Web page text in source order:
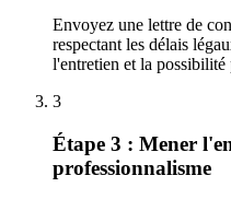
Envoyez une lettre de
respectant les délais
l'entretien et la possibilité
3
Étape 3 : Mener
professionnalisme